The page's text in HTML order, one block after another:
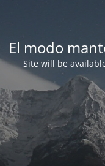
El modo
Site will be